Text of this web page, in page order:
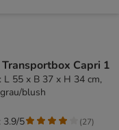
Capri 1
L 55 x B 37 x H 34 cm,
blush
3.9/5 (27)